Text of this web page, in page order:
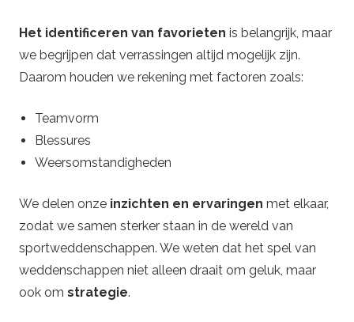
Het identificeren van favorieten is belangrijk, maar
we begrijpen dat verrassingen altijd mogelijk zijn.
Daarom houden we rekening met factoren zoals:
Teamvorm
Blessures
Weersomstandigheden
We delen onze inzichten en ervaringen met elkaar,
zodat we samen sterker staan in de wereld van
sportweddenschappen. We weten dat het spel van
weddenschappen niet alleen draait om geluk, maar
ook om strategie.